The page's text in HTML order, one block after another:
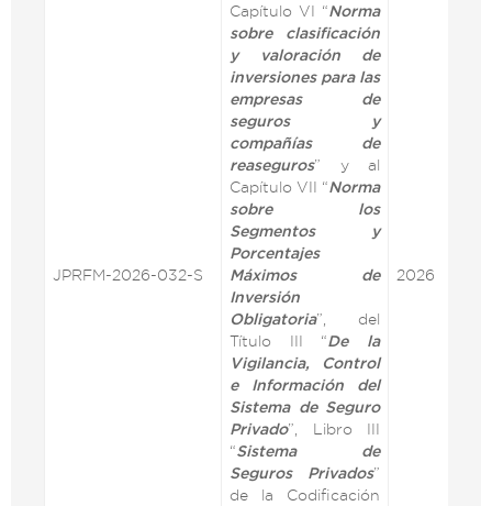
JPRFM-2026-032-S
Capítulo VI “Norma
sobre clasificación
y valoración de
inversiones para las
empresas de
seguros y
compañías de
reaseguros” y al
Capítulo VII “Norma
sobre los
Segmentos y
Porcentajes
Máximos de
Inversión
Obligatoria”, del
Título III “De la
Vigilancia, Control
e Información del
Sistema de Seguro
Privado”, Libro III
“Sistema de
Seguros Privados”
de la Codificación
2026